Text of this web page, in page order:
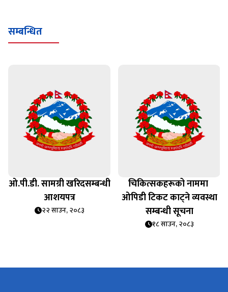
सम्बन्धित
ओ.पी.डी. सामग्री खरिदसम्बन्धी
आशयपत्र
२२ साउन, २०८३
चिकित्सकहरूको नाममा ‌‍‌
ओपिडी टिकट काट्ने व्यवस्था
सम्बन्धी सूचना
१८ साउन, २०८३